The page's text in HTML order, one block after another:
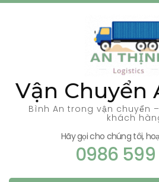
Bỏ
dungVận Chuyển
Bình An trong vận chuyển
khách
Hãy gọi cho chúng tôi,
0986